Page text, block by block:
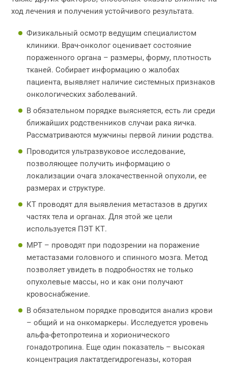
ход лечения и получения устойчивого результата.
Физикальный осмотр ведущим специалистом
клиники. Врач-онколог оценивает состояние
пораженного органа – размеры, форму, плотность
тканей. Собирает информацию о жалобах
пациента, выявляет наличие системных признаков
онкологических заболеваний.
В обязательном порядке выясняется, есть ли среди
ближайших родственников случаи рака яичка.
Рассматриваются мужчины первой линии родства.
Проводится ультразвуковое исследование,
позволяющее получить информацию о
локализации очага злокачественной опухоли, ее
размерах и структуре.
КТ проводят для выявления метастазов в других
частях тела и органах. Для этой же цели
используется ПЭТ КТ.
МРТ – проводят при подозрении на поражение
метастазами головного и спинного мозга. Метод
позволяет увидеть в подробностях не только
опухолевые массы, но и как они получают
кровоснабжение.
В обязательном порядке проводится анализ крови
– общий и на онкомаркеры. Исследуется уровень
альфа-фетопротеина и хорионического
гонадотропина. Еще один показатель – высокая
концентрация лактатдегидрогеназы, которая